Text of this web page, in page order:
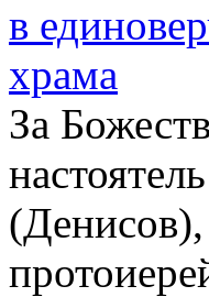
в
храма
За